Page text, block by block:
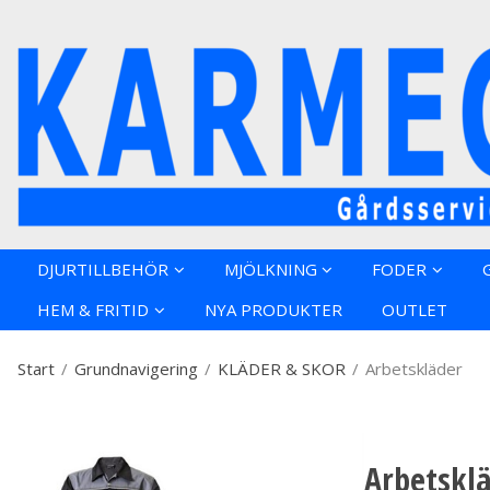
DJURTILLBEHÖR MJÖLKNING FODER
HEM & FRITID
NYA PRODUKTER OUTLET
Start / Grundnavigering / KLÄDER & SKOR / Arbetskläder